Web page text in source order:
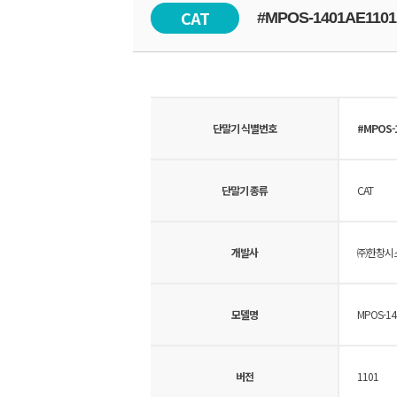
CAT #MPOS-1401AE1101
단말기 식별번호
단말기 종류 CAT
개발사 ㈜한창시
모델명 MPOS-
버전 1101